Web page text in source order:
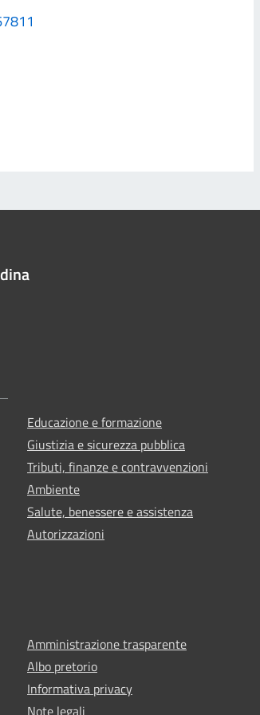
Educazione e formazione
Giustizia e sicurezza pubblica
Tributi, finanze e contravvenzioni
Ambiente
Salute, benessere e assistenza
Autorizzazioni
Amministrazione trasparente
Albo pretorio
Informativa privacy
Note legali